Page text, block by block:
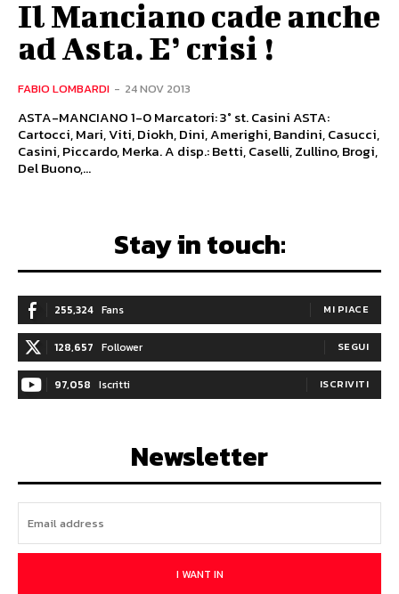
Il Manciano cade anche
ad Asta. E’ crisi !
FABIO LOMBARDI - 24 NOV 2013
ASTA-MANCIANO 1-0 Marcatori: 3° st. Casini ASTA:
Cartocci, Mari, Viti, Diokh, Dini, Amerighi, Bandini, Casucci,
Casini, Piccardo, Merka. A disp.: Betti, Caselli, Zullino, Brogi,
Del Buono,...
Stay in touch:
255,324 Fans MI PIACE
128,657 Follower SEGUI
97,058 Iscritti ISCRIVITI
Newsletter
I WANT IN